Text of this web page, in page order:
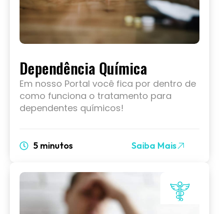
Dependência Química
Em nosso Portal você fica por dentro de
como funciona o tratamento para
dependentes químicos!
5 minutos Saiba Mais